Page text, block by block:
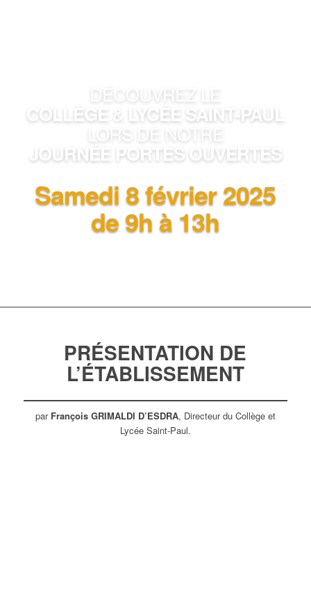
DÉCOUVREZ LE
COLLÈGE & LYCÉE SAINT-PAUL
LORS DE NOTRE
JOURNÉE PORTES OUVERTES
Samedi 8 février 2025
de 9h à 13h
PRÉSENTATION DE
L’ÉTABLISSEMENT
par François GRIMALDI D’ESDRA, Directeur du Collège et
Lycée Saint-Paul.